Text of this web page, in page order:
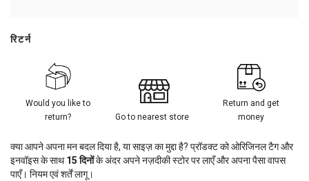
रिटर्न
Would you like to
return?
Go to nearest store
Return and get
money
क्या आपने अपना मन बदल दिया है, या साइज़ का मुद्दा है? प्रॉडक्ट को ओरिजिनल टैग और
इनवॉइस के साथ15 दिनोंके अंदर अपने नज़दीकी स्टोर पर लाएँ और अपना पैसा वापस
पाएँ। नियम एवं शर्तें लागू।